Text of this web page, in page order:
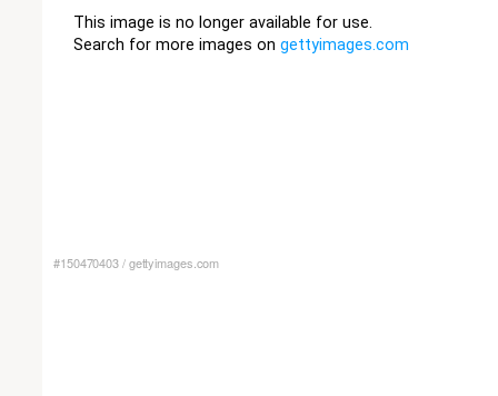
#150470403/gettyimages.com